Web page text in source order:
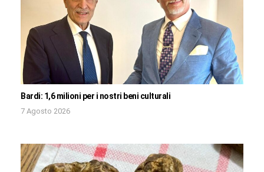
Bardi: 1,6 milioni per i nostri beni culturali
7 Agosto 2026